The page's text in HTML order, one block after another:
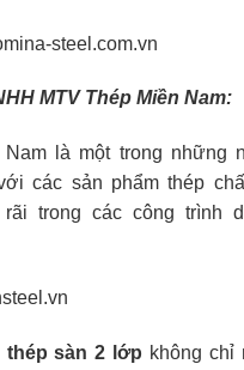
steel.com.vn
MTV Thép Miền Nam:
Nam là một trong những
các sản phẩm thép
rãi trong các công trình
thép sàn 2 lớp không chỉ